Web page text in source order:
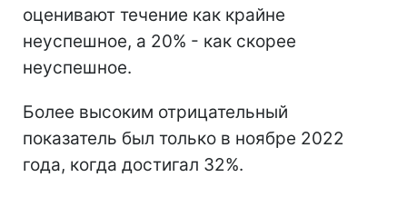
оценивают течение как крайне
неуспешное, а 20% - как скорее
неуспешное.
Более высоким отрицательный
показатель был только в ноябре 2022
года, когда достигал 32%.